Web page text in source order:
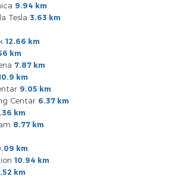
9.94 km
Tesla 3.63 km
12.66 km
km
7.87 km
km
9.05 km
Centar 6.37 km
km
8.77 km
km
10.94 km
km